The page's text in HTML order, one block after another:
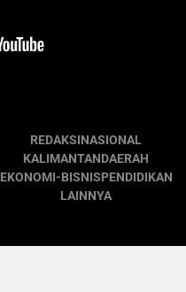
REDAKSINASIONAL
KALIMANTANDAERAH
EKONOMI-BISNISPENDIDIKAN
LAINNYA